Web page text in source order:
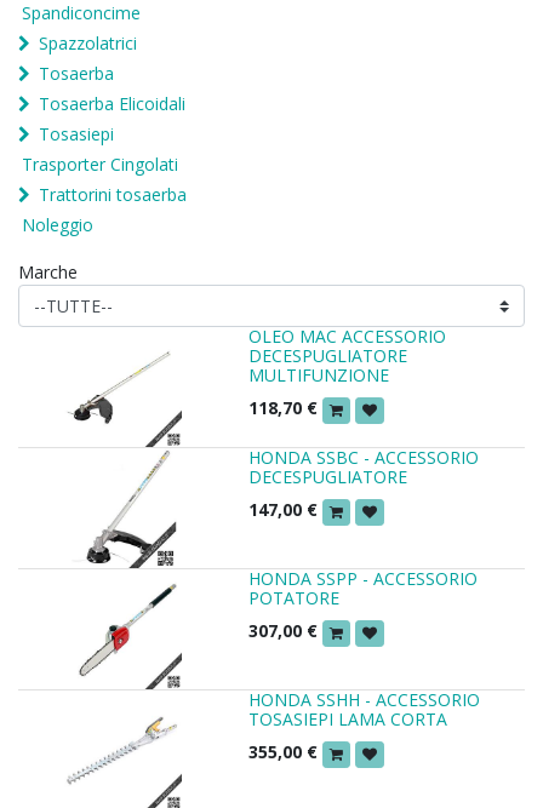
Spandiconcime
Spazzolatrici
Tosaerba
Tosaerba Elicoidali
Tosasiepi
Trasporter Cingolati
Trattorini tosaerba
Noleggio
Marche
OLEO MAC ACCESSORIO
DECESPUGLIATORE
MULTIFUNZIONE
118,70 €
HONDA SSBC - ACCESSORIO
DECESPUGLIATORE
147,00 €
HONDA SSPP - ACCESSORIO
POTATORE
307,00 €
HONDA SSHH - ACCESSORIO
TOSASIEPI LAMA CORTA
355,00 €